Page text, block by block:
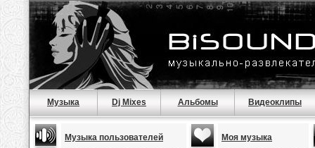
Музыка Dj Mixes Альбомы Видеоклипы
Музыка пользователей Моя музыка